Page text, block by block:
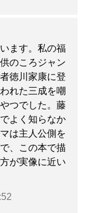
ます。私の福
のころジャン
徳川家康に登
れた三成を嘲
つでした。藤
よく知らなか
は主人公側を
、この本で描
が実像に近い